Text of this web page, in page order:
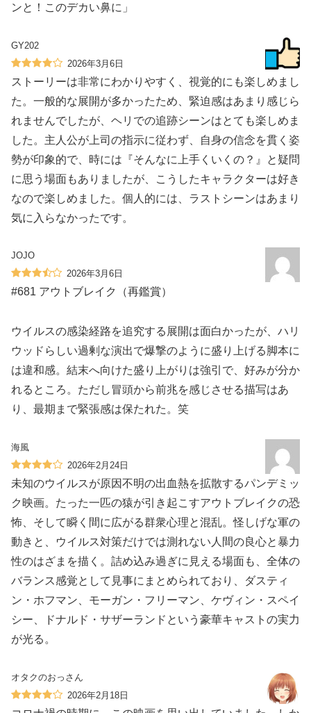
ンと！このデカい鼻に」
GY202
2026年3月6日
ストーリーは非常にわかりやすく、視覚的にも楽しめまし
た。一般的な展開が多かったため、緊迫感はあまり感じら
れませんでしたが、ヘリでの追跡シーンはとても楽しめま
した。主人公が上司の指示に従わず、自身の信念を貫く姿
勢が印象的で、時には『そんなに上手くいくの？』と疑問
に思う場面もありましたが、こうしたキャラクターは好き
なので楽しめました。個人的には、ラストシーンはあまり
気に入らなかったです。
JOJO
2026年3月6日
#681 アウトブレイク（再鑑賞）
ウイルスの感染経路を追究する展開は面白かったが、ハリ
ウッドらしい過剰な演出で爆撃のように盛り上げる脚本に
は違和感。結末へ向けた盛り上がりは強引で、好みが分か
れるところ。ただし冒頭から前兆を感じさせる描写はあ
り、最期まで緊張感は保たれた。笑
海風
2026年2月24日
未知のウイルスが原因不明の出血熱を拡散するパンデミッ
ク映画。たった一匹の猿が引き起こすアウトブレイクの恐
怖、そして瞬く間に広がる群衆心理と混乱。怪しげな軍の
動きと、ウイルス対策だけでは測れない人間の良心と暴力
性のはざまを描く。詰め込み過ぎに見える場面も、全体の
バランス感覚として見事にまとめられており、ダスティ
ン・ホフマン、モーガン・フリーマン、ケヴィン・スペイ
シー、ドナルド・サザーランドという豪華キャストの実力
が光る。
オタクのおっさん
2026年2月18日